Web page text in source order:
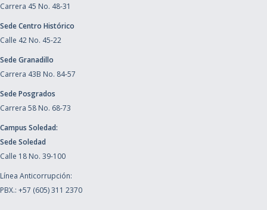
Carrera 45 No. 48-31
Sede Centro Histórico
Calle 42 No. 45-22
Sede Granadillo
Carrera 43B No. 84-57
Sede Posgrados
Carrera 58 No. 68-73
Campus Soledad:
Sede Soledad
Calle 18 No. 39-100
Línea Anticorrupción:
PBX.: +57 (605) 311 2370